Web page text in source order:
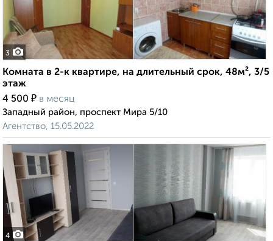
3
Комната в 2-к квартире, на длительный срок, 48м², 3/5
этаж
4 500 ₽ в месяц
Западный район, проспект Мира 5/10
Агентство, 15.05.2022
4